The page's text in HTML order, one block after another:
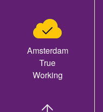
Amsterdam
True
Working